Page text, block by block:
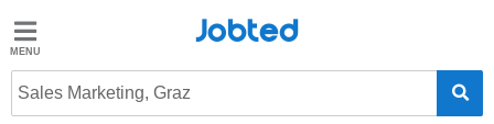
Jobted
Jobs
Jobted
Sales Marketing, Graz